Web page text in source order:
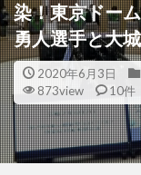
染！東京ドー
勇人選手と大
2020年6月3日
873view
10件